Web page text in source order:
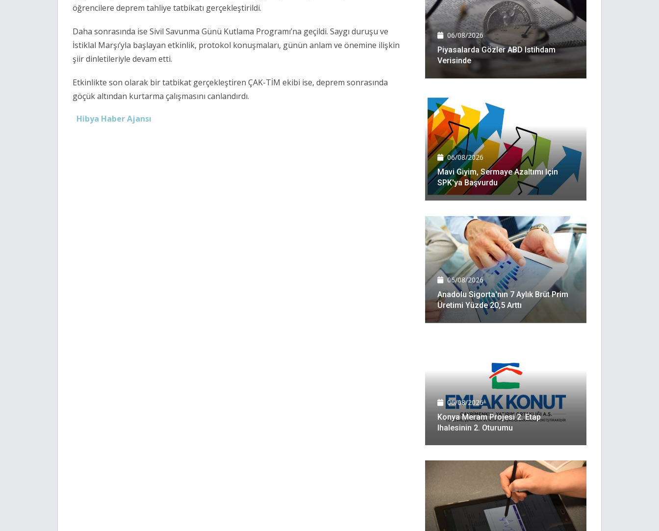
öğrencilere deprem tahliye tatbikatı gerçekleştirildi.
Daha sonrasında ise Sivil Savunma Günü Kutlama Programı’na geçildi. Saygı duruşu ve
İstiklal Marşı’yla başlayan etkinlik, protokol konuşmaları, günün anlam ve önemine ilişkin
şiir dinletileriyle devam etti.
Etkinlikte son olarak bir tatbikat gerçekleştiren ÇAK-TİM ekibi ise, deprem sonrasında
göçük altından kurtarma çalışmasını canlandırdı.
Hibya Haber Ajansı
06/08/2026
Piyasalarda Gözler ABD Istihdam
Verisinde
06/08/2026
Mavi Giyim, Sermaye Azaltımı Için
SPK'ya Başvurdu
06/08/2026
Anadolu Sigorta'nın 7 Aylık Brüt Prim
Üretimi Yüzde 20,5 Arttı
06/08/2026
Konya Meram Projesi 2. Etap
Ihalesinin 2. Oturumu